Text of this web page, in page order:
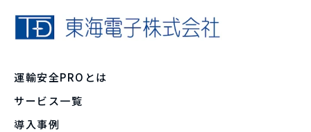
運輸安全PROとは
サービス一覧
導入事例